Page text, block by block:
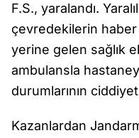
F.S., yaralandı.
çevredekilerin
yerine gelen sağlık
ambulansla
durumlarının
Kazanlardan